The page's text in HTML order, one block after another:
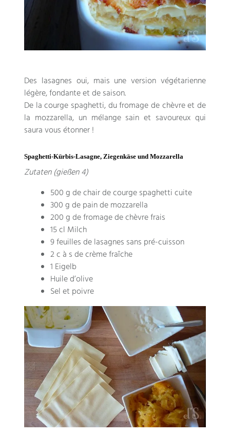
Des lasagnes oui, mais une version végétarienne
légère,fondante et de saison.
De la courge spaghetti,du fromage de chèvre et de
la mozzarella, un mélange sain et savoureux qui
saura vous étonner!
Spaghetti-Kürbis-Lasagne, Ziegenkäse und Mozzarella
Zutaten (gießen 4)
500g de chair de courge spaghetti cuite
300g de pain de mozzarella
200g de fromage de chèvre frais
15 cl Milch
9feuilles de lasagnes sans pré-cuisson
2c à s de crème fraîche
1 Eigelb
Huile d’olive
Sel et poivre